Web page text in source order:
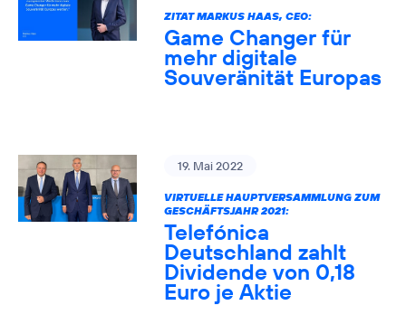
ZITAT MARKUS HAAS, CEO:
Game Changer für
mehr digitale
Souveränität Europas
19. Mai 2022
VIRTUELLE HAUPTVERSAMMLUNG ZUM
GESCHÄFTSJAHR 2021:
Telefónica
Deutschland zahlt
Dividende von 0,18
Euro je Aktie